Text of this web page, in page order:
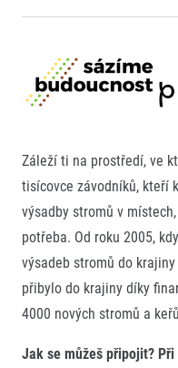
Mobilní aplikace
Stáhněte si mobilní
Náš tým
Historie
Dobrovolníci
Dárkové poukazy
Aktuality
Akreditace a vše k závodům
Tiskové zprávy
Magazíny
RunCzech
Kariéra
Ekofilozofie
Vítejte v Running Mall
Kalendář
Individuální trénink
Skupinové tréninky
Firemní tréninky
Masáže
Záleží ti na prostředí, ve
tisícovce závodníků, kteří
výsadby stromů v
potřeba. Od roku 2005,
výsadeb stromů do
přibylo do krajiny díky
4000 nových stromů a
Jak se můžeš připojit?